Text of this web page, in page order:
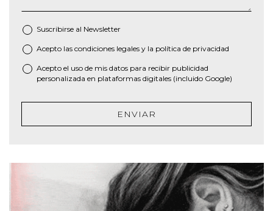
Suscribirse al Newsletter
* Acepto las condiciones legales y la política de privacidad
Acepto el uso de mis datos para recibir publicidad
personalizada en plataformas digitales (incluido Google)
ENVIAR